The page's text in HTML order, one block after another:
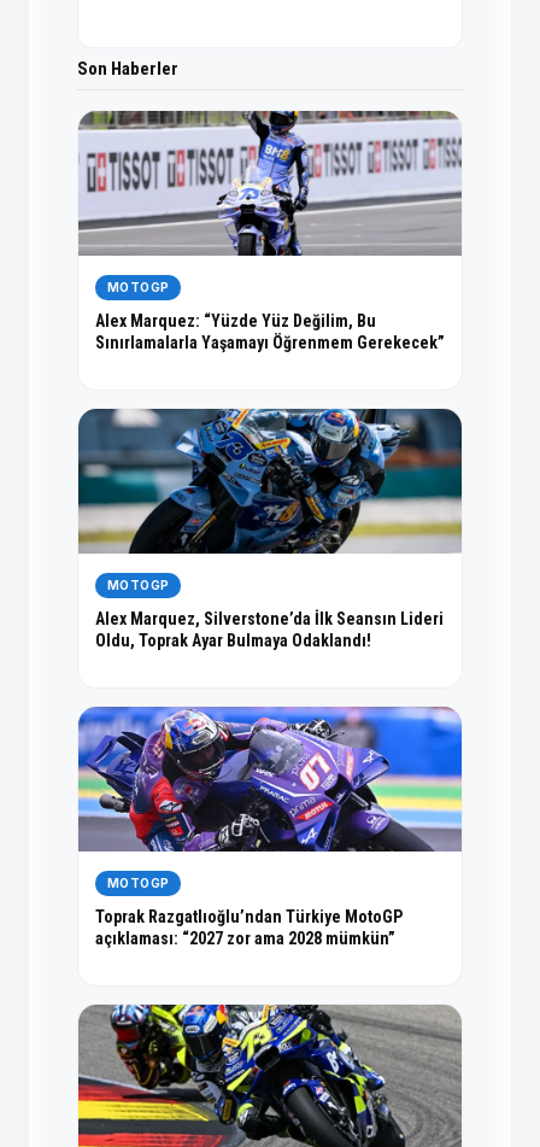
Son Haberler
MOTOGP
Alex Marquez: “Yüzde Yüz Değilim, Bu
Sınırlamalarla Yaşamayı Öğrenmem Gerekecek”
MOTOGP
Alex Marquez, Silverstone’da İlk Seansın Lideri
Oldu, Toprak Ayar Bulmaya Odaklandı!
MOTOGP
Toprak Razgatlıoğlu’ndan Türkiye MotoGP
açıklaması: “2027 zor ama 2028 mümkün”